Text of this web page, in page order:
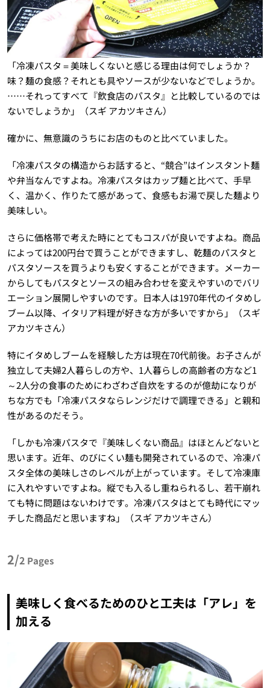
「冷凍パスタ＝美味しくないと感じる理由は何でしょうか？
味？麺の食感？それとも具やソースが少ないなどでしょうか。
……それってすべて『飲食店のパスタ』と比較しているのでは
ないでしょうか」（スギ アカツキさん）
確かに、無意識のうちにお店のものと比べていました。
「冷凍パスタの構造からお話すると、“競合”はインスタント麺
や弁当なんですよね。冷凍パスタはカップ麺と比べて、手早
く、温かく、作りたて感があって、食感もお湯で戻した麺より
美味しい。
さらに価格帯で考えた時にとてもコスパが良いですよね。商品
によっては200円台で買うことができますし、乾麺のパスタと
パスタソースを買うよりも安くすることができます。メーカー
からしてもパスタとソースの組み合わせを変えやすいのでバリ
エーション展開しやすいのです。日本人は1970年代のイタめし
ブーム以降、イタリア料理が好きな方が多いですから」（スギ
アカツキさん）
特にイタめしブームを経験した方は現在70代前後。お子さんが
独立して夫婦2人暮らしの方や、1人暮らしの高齢者の方など1
～2人分の食事のためにわざわざ自炊をするのが億劫になりが
ちな方でも「冷凍パスタならレンジだけで調理できる」と親和
性があるのだそう。
「しかも冷凍パスタで『美味しくない商品』はほとんどないと
思います。近年、のびにくい麺も開発されているので、冷凍パ
スタ全体の美味しさのレベルが上がっています。そして冷凍庫
に入れやすいですよね。縦でも入るし重ねられるし、若干崩れ
ても特に問題はないわけです。冷凍パスタはとても時代にマッ
チした商品だと思いますね」（スギ アカツキさん）
2/2 Pages
美味しく食べるためのひと工夫は「アレ」を
加える